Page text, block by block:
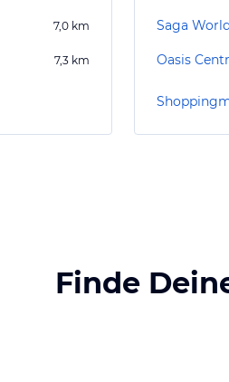
7,0 km
7,3 km
Saga
Oasis
Finde